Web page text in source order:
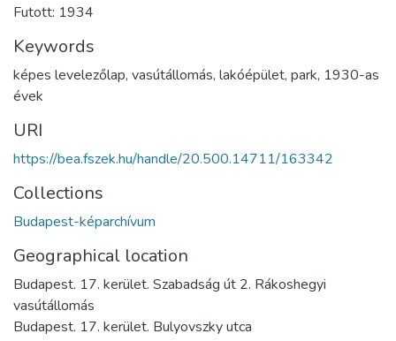
Futott: 1934
Keywords
képes levelezőlap, vasútállomás, lakóépület, park, 1930-as
évek
URI
https://bea.fszek.hu/handle/20.500.14711/163342
Collections
Budapest-képarchívum
Geographical location
Budapest. 17. kerület. Szabadság út 2. Rákoshegyi
vasútállomás
Budapest. 17. kerület. Bulyovszky utca